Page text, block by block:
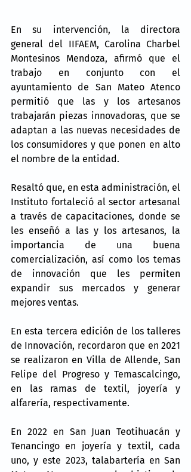
En su intervención, la directora
general del IIFAEM, Carolina Charbel
Montesinos Mendoza, afirmó que el
trabajo en conjunto con el
ayuntamiento de San Mateo Atenco
permitió que las y los artesanos
trabajarán piezas innovadoras, que se
adaptan a las nuevas necesidades de
los consumidores y que ponen en alto
el nombre de la entidad.
Resaltó que, en esta administración, el
Instituto fortaleció al sector artesanal
a través de capacitaciones, donde se
les enseñó a las y los artesanos, la
importancia de una buena
comercialización, así como los temas
de innovación que les permiten
expandir sus mercados y generar
mejores ventas.
En esta tercera edición de los talleres
de Innovación, recordaron que en 2021
se realizaron en Villa de Allende, San
Felipe del Progreso y Temascalcingo,
en las ramas de textil, joyería y
alfarería, respectivamente.
En 2022 en San Juan Teotihuacán y
Tenancingo en joyería y textil, cada
uno, y este 2023, talabartería en San